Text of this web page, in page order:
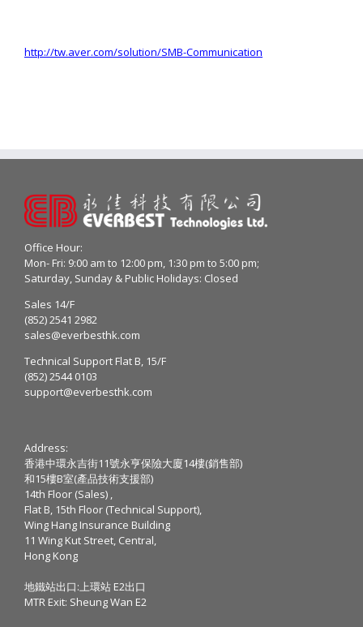
http://tw.aver.com/solution/SMB-Communication
Office Hour:
Mon- Fri: 9:00 am to 12:00 pm, 1:30 pm to 5:00 pm;
Saturday, Sunday & Public Holidays: Closed
Sales 14/F
(852) 2541 2982
sales@everbesthk.com
Technical Support Flat B, 15/F
(852) 2544 0103
support@everbesthk.com
Address:
香港中環永吉街11號永亨保險大廈14樓(銷售部)
和15樓B室(產品技術支援部)
14th Floor (Sales) ,
Flat B, 15th Floor (Technical Support),
Wing Hang Insurance Building
11 Wing Kut Street, Central,
Hong Kong
地鐵站出口:上環站 E2出口
MTR Exit: Sheung Wan E2